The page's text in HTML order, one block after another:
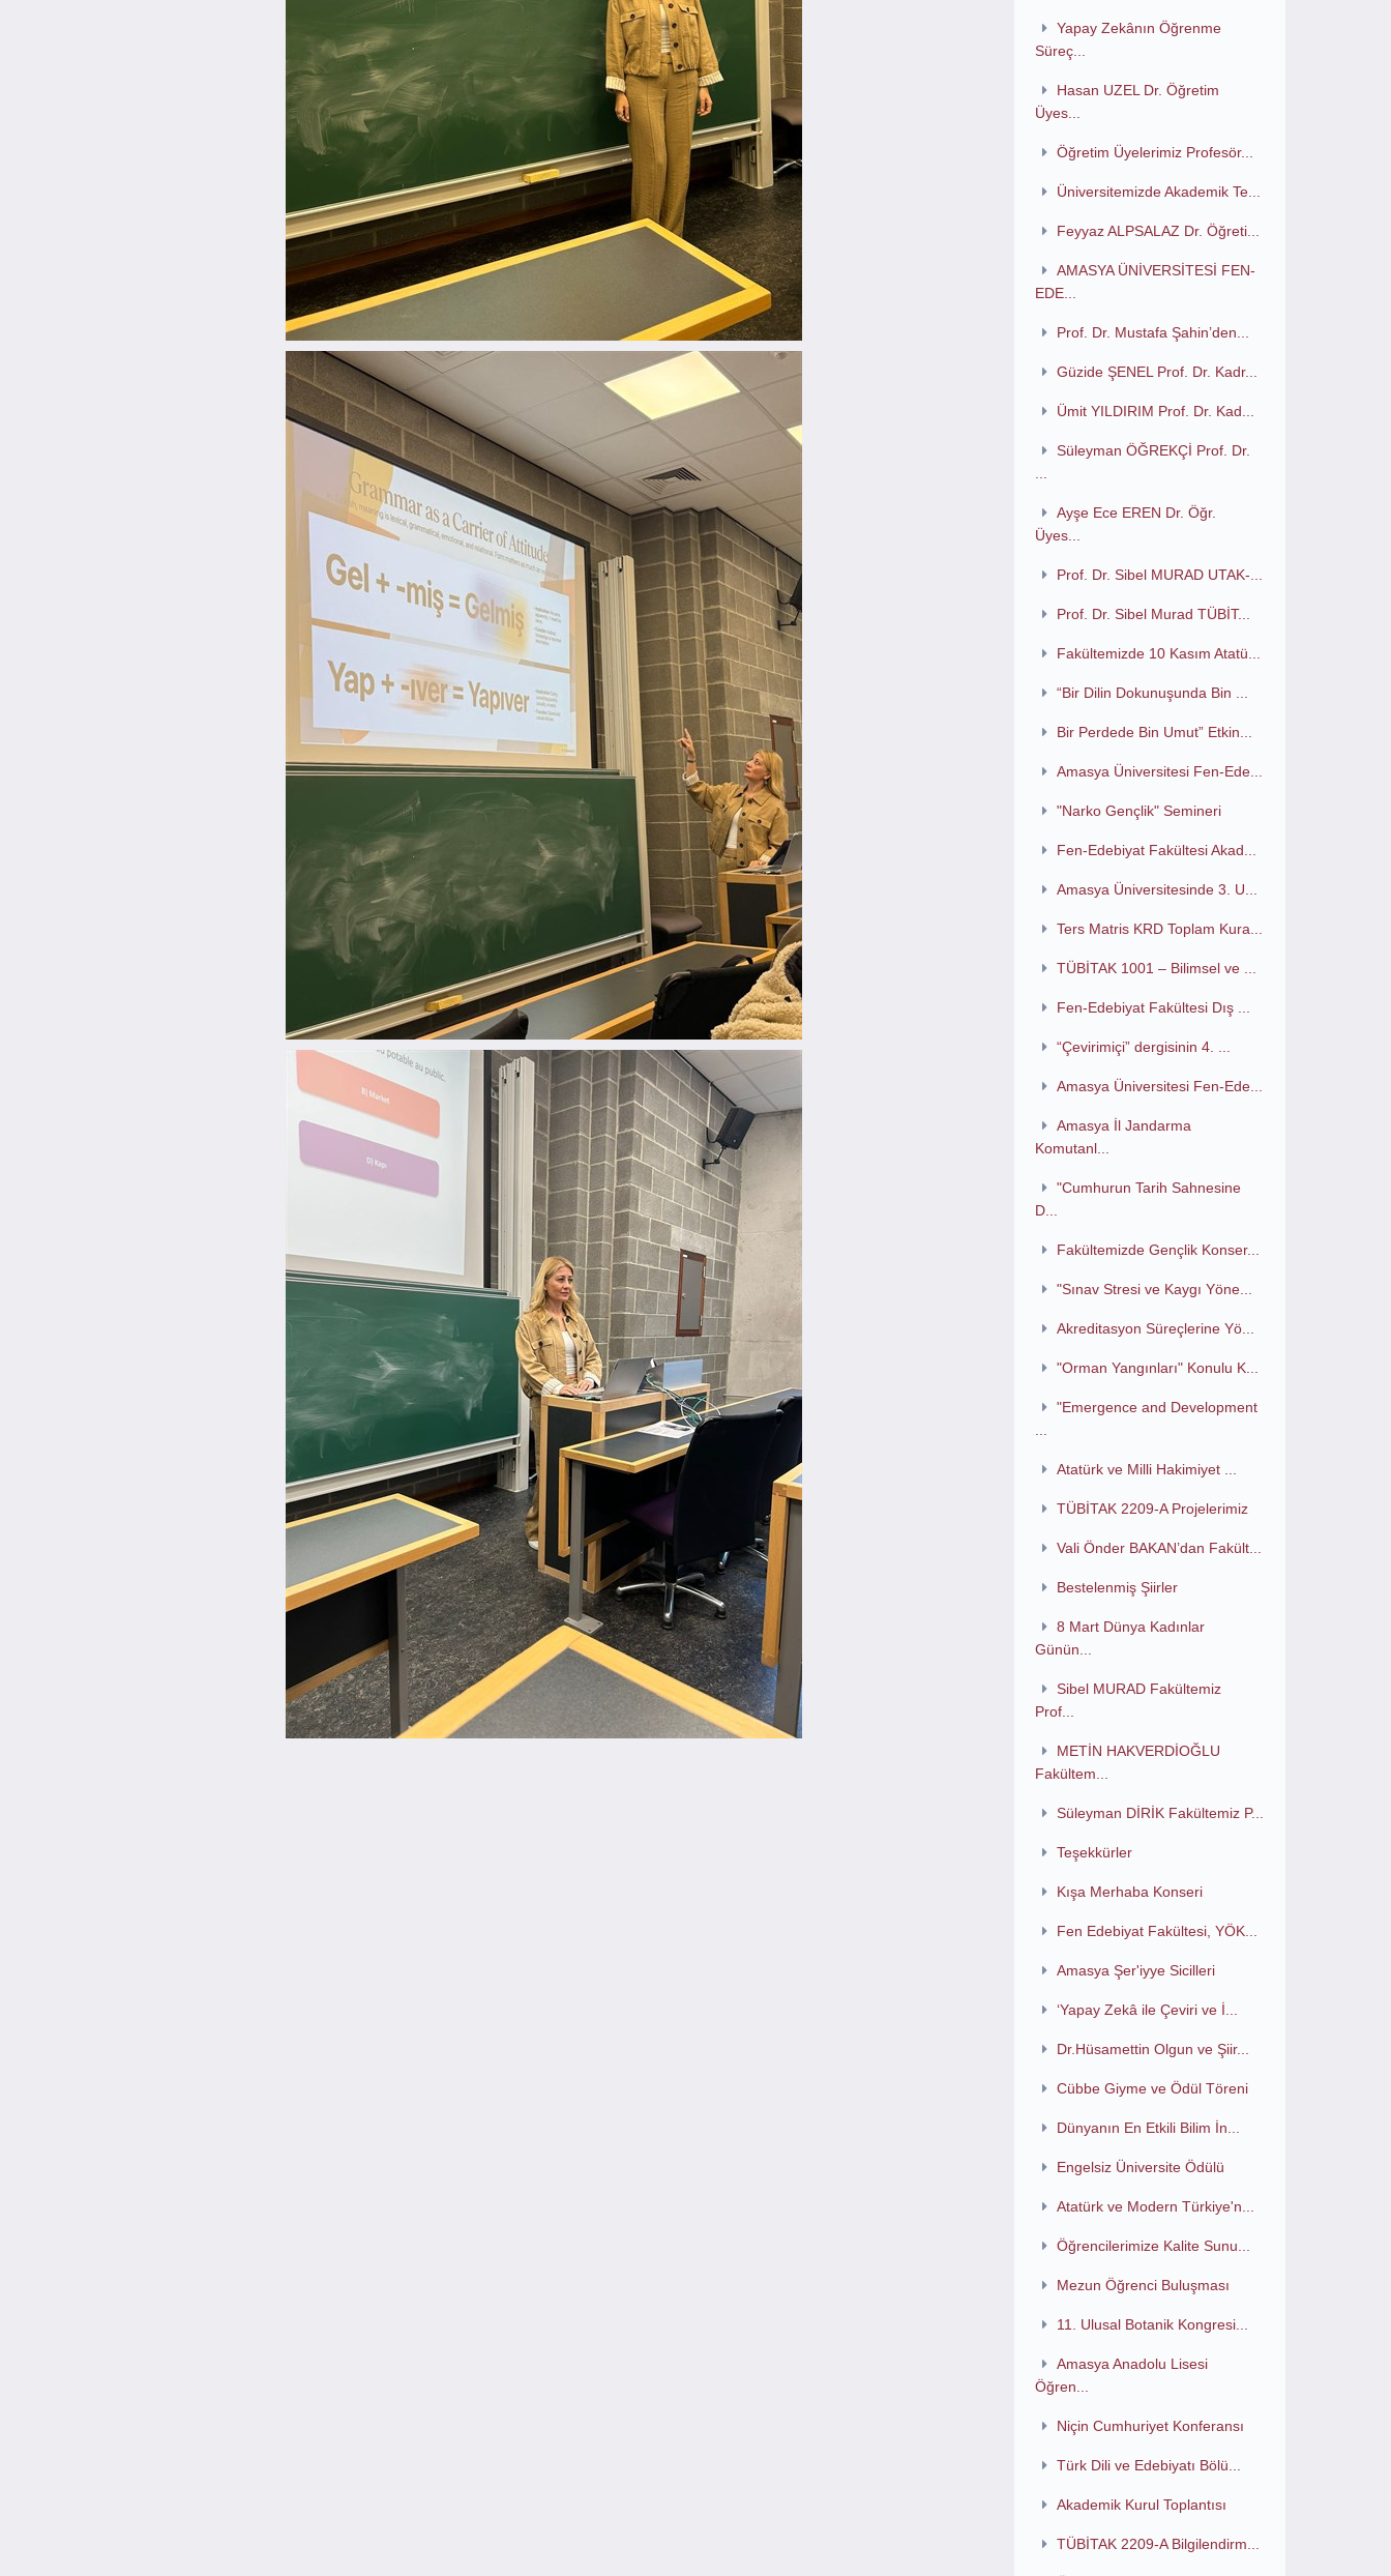
Yapay Zekânın Öğrenme
Süreç...
Hasan UZEL Dr. Öğretim
Üyes...
Öğretim Üyelerimiz Profesör...
Üniversitemizde Akademik Te...
Feyyaz ALPSALAZ Dr. Öğreti...
AMASYA ÜNİVERSİTESİ FEN-
EDE...
Prof. Dr. Mustafa Şahin’den...
Güzide ŞENEL Prof. Dr. Kadr...
Ümit YILDIRIM Prof. Dr. Kad...
Süleyman ÖĞREKÇİ Prof. Dr.
Ayşe Ece EREN Dr. Öğr.
Üyes...
Prof. Dr. Sibel MURAD UTAK-...
Prof. Dr. Sibel Murad TÜBİT...
Fakültemizde 10 Kasım Atatü...
“Bir Dilin Dokunuşunda Bin ...
Bir Perdede Bin Umut” Etkin...
Amasya Üniversitesi Fen-Ede...
"Narko Gençlik" Semineri
Fen-Edebiyat Fakültesi Akad...
Amasya Üniversitesinde 3. U...
Ters Matris KRD Toplam Kura...
TÜBİTAK 1001 – Bilimsel ve ...
Fen-Edebiyat Fakültesi Dış ...
“Çevirimiçi” dergisinin 4. ...
Amasya Üniversitesi Fen-Ede...
Amasya İl Jandarma
Komutanl...
"Cumhurun Tarih Sahnesine
D...
Fakültemizde Gençlik Konser...
"Sınav Stresi ve Kaygı Yöne...
Akreditasyon Süreçlerine Yö...
"Orman Yangınları" Konulu K...
"Emergence and Development
Atatürk ve Milli Hakimiyet ...
TÜBİTAK 2209-A Projelerimiz
Vali Önder BAKAN’dan Fakült...
Bestelenmiş Şiirler
8 Mart Dünya Kadınlar
Günün...
Sibel MURAD Fakültemiz
Prof...
METİN HAKVERDİOĞLU
Fakültem...
Süleyman DİRİK Fakültemiz P...
Teşekkürler
Kışa Merhaba Konseri
Fen Edebiyat Fakültesi, YÖK...
Amasya Şer'iyye Sicilleri
‘Yapay Zekâ ile Çeviri ve İ...
Dr.Hüsamettin Olgun ve Şiir...
Cübbe Giyme ve Ödül Töreni
Dünyanın En Etkili Bilim İn...
Engelsiz Üniversite Ödülü
Atatürk ve Modern Türkiye'n...
Öğrencilerimize Kalite Sunu...
Mezun Öğrenci Buluşması
11. Ulusal Botanik Kongresi...
Amasya Anadolu Lisesi
Öğren...
Niçin Cumhuriyet Konferansı
Türk Dili ve Edebiyatı Bölü...
Akademik Kurul Toplantısı
TÜBİTAK 2209-A Bilgilendirm...